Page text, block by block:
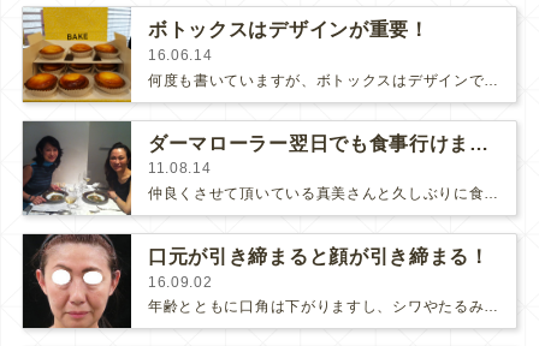
ボトックスはデザインが重要！
16.06.14
ダーマローラー翌日でも食事行けます！
11.08.14
仲良くさせて頂いている真美さんと久しぶりに食事しました。真美さんは相変わらずお若くてキレイだなぁ。。。(*ﾟｰﾟ*)あ、私の顔…
口元が引き締まると顔が引き締まる！
16.09.02
年齢とともに口角は下がりますし、シワやたるみが目立ってしまい口元がモタついてきます。そうすると、なんとなく不機嫌に見えてしまい…